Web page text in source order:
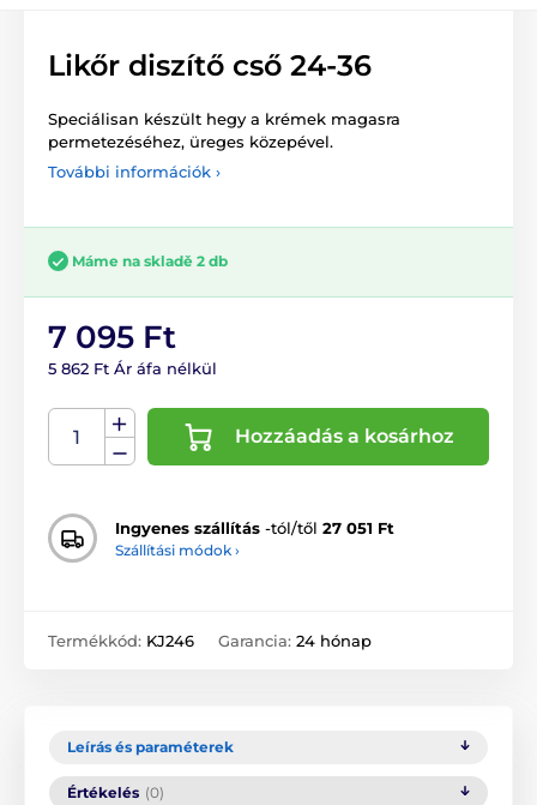
Likőr diszítő cső 24-36
Speciálisan készült hegy a krémek magasra
permetezéséhez, üreges közepével.
További információk ›
Máme na skladě 2 db
7 095 Ft
5 862 Ft Ár áfa nélkül
Hozzáadás a kosárhoz
Ingyenes szállítás -tól/től 27 051 Ft
Szállítási módok ›
Termékkód: KJ246 Garancia: 24 hónap
Leírás és paraméterek
Értékelés (0)